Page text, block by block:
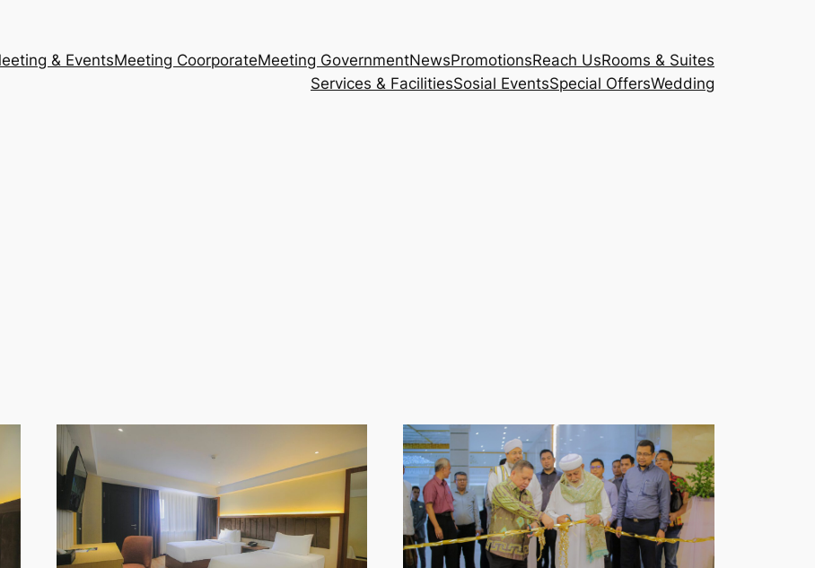
& EventsMeeting CoorporateMeeting GovernmentNewsPromotionsReach UsRooms & Suites
Services & FacilitiesSosial EventsSpecial OffersWedding